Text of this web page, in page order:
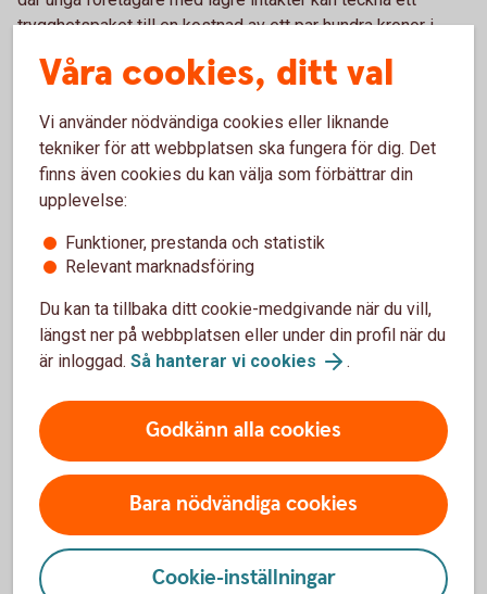
trygghetspaket till en kostnad av ett par hundra kronor i
månaden.
Kom ihåg familjen
Är man företagare och har familj, är det också viktigt att
tänka på familjen om det skulle hända något.
”Det finns lösningar där familjen får ett engångsbelopp för
att till exempel betala av lån, eller så kan man få
löpande kostnader. Familjen förlorar inte bara inkomsten
från företagaren, det kan också leda till att den anhörige
inte kan arbeta under en längre tid efter dödsfallet",
Tjänstepension och
trygghetsförsäkringar till företaget
Se till att ta hand om dig själv och dina anställda.
Våra cookies, ditt val
Vi använder nödvändiga cookies eller liknande
tekniker för att webbplatsen ska fungera för dig. Det
finns även cookies du kan välja som förbättrar din
upplevelse:
Funktioner, prestanda och statistik
Relevant marknadsföring
Du kan ta tillbaka ditt cookie-medgivande när du vill,
längst ner på webbplatsen eller under din profil när du
är inloggad. Så hanterar vi cookies .
Godkänn alla cookies
Bara nödvändiga cookies
Cookie-inställningar